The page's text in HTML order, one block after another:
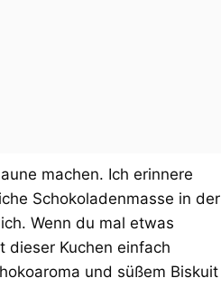
machen. Ich erinnere
Schokoladenmasse in der
Wenn du mal etwas
Kuchen einfach
und süßem Biskuit